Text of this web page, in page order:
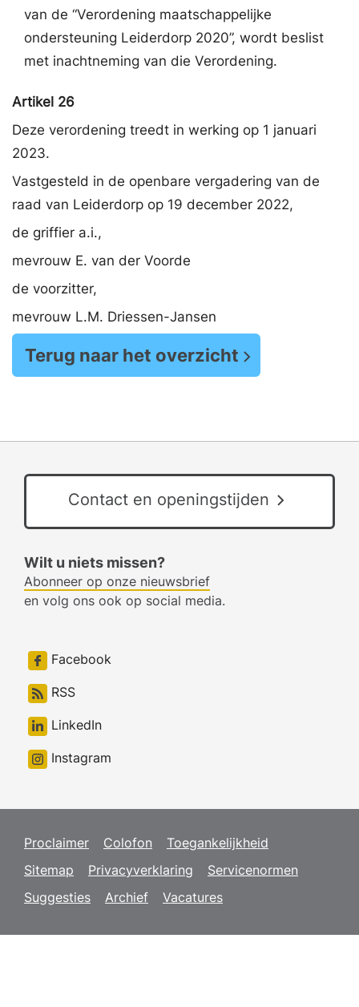
van de “Verordening maatschappelijke
ondersteuning Leiderdorp 2020”, wordt beslist
met inachtneming van die Verordening.
Artikel 26
Deze verordening treedt in werking op 1 januari
2023.
Vastgesteld in de openbare vergadering van de
raad van Leiderdorp op 19 december 2022,
de griffier a.i.,
mevrouw E. van der Voorde
de voorzitter,
mevrouw L.M. Driessen-Jansen
Terug naar het overzicht
Contact en openingstijden
Wilt u niets missen?
Abonneer op onze nieuwsbrief
en volg ons ook op social media.
Facebook
RSS
LinkedIn
Instagram
Proclaimer Colofon
Toegankelijkheid
Sitemap
Privacyverklaring
Servicenormen
Suggesties
Archief Vacatures